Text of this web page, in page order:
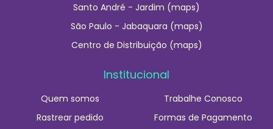
Santo André - Jardim (maps)
São Paulo - Jabaquara (maps)
Centro de Distribuição (maps)
Institucional
Quem somos
Rastrear pedido
Trabalhe Conosco
Formas de Pagamento